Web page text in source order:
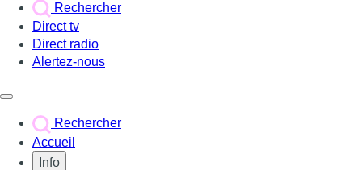
Rechercher
Direct tv
Direct radio
Alertez-nous
Rechercher
Accueil
Info